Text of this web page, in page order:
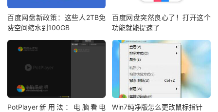
百度网盘新政策：这些人2TB免
费空间缩水到100GB
百度网盘突然良心了！打开这个
功能就能提速了
PotPlayer新用法：电脑看电
Win7纯净版怎么更改鼠标指针